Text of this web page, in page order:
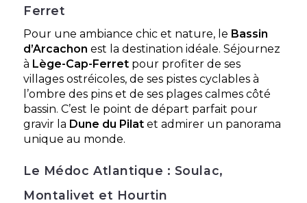
Ferret
Pour une ambiance chic et nature, le Bassin
d’Arcachon est la destination idéale. Séjournez
à Lège-Cap-Ferret pour profiter de ses
villages ostréicoles, de ses pistes cyclables à
l’ombre des pins et de ses plages calmes côté
bassin. C’est le point de départ parfait pour
gravir la Dune du Pilat et admirer un panorama
unique au monde.
Le Médoc Atlantique : Soulac,
Montalivet et Hourtin
Découvrir
Camping & Spa Airotel L’Océan
Lacanau, Gironde , Nouvelle-Aquitaine